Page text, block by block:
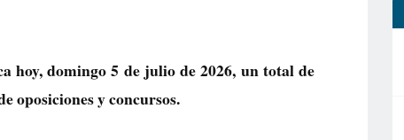
domingo 5 de julio de 2026, un total de
oposiciones y concursos.